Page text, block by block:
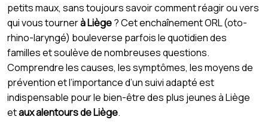
petits maux, sans toujours savoir comment réagir ou vers
qui vous tournerà Liège? Cet enchaînement ORL (oto-
rhino-laryngé) bouleverse parfois le quotidien des
familles et soulève de nombreuses questions.
Comprendre les causes, les symptômes, les moyens de
prévention et l’importance d’un suivi adapté est
indispensable pour le bien-être des plus jeunes à Liège
etaux alentours de Liège.